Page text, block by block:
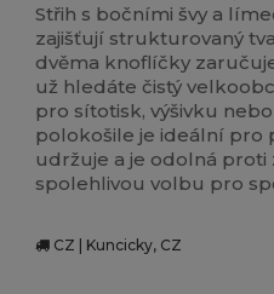
Střih s bočními švy a
zajišťují strukturovaný
dvěma knoflíčky
už hledáte čistý
pro sítotisk, výšivku
polokošile je ideální pro
udržuje a je odolná proti
spolehlivou volbu pro
CZ | Kuncicky, CZ